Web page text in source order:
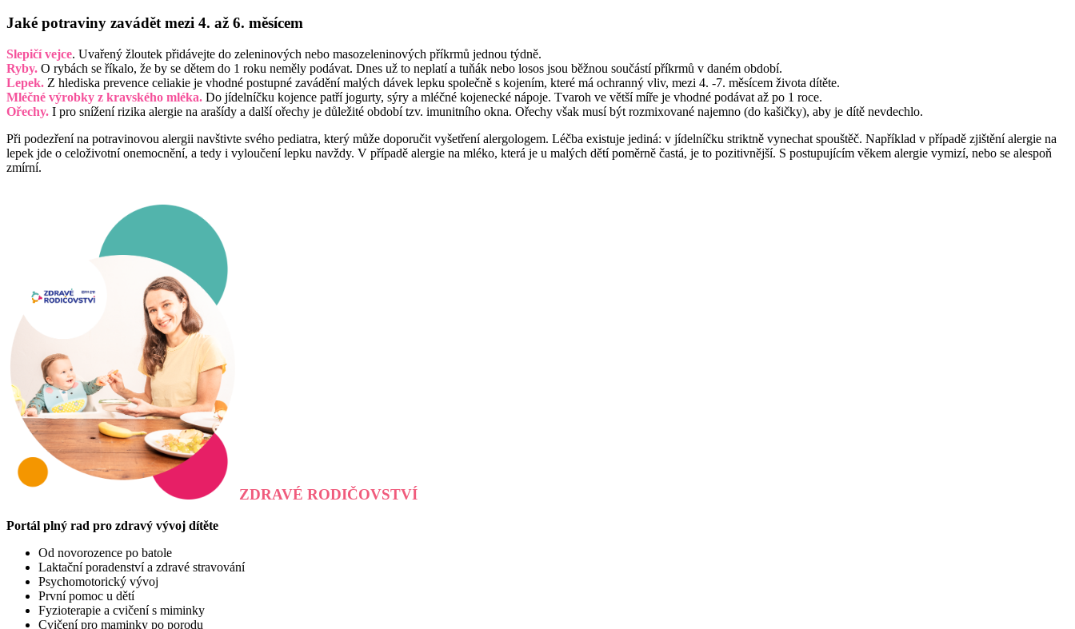
Jaké potraviny zavádět mezi 4. až 6. měsícem
Slepičí vejce. Uvařený žloutek přidávejte do zeleninových nebo masozeleninových příkrmů jednou týdně.
Ryby. O rybách se říkalo, že by se dětem do 1 roku neměly podávat. Dnes už to neplatí a tuňák nebo losos jsou běžnou součástí příkrmů v daném období.
Lepek. Z hlediska prevence celiakie je vhodné postupné zavádění malých dávek lepku společně s kojením, které má ochranný vliv, mezi 4. -7. měsícem života dítěte.
Mléčné výrobky z kravského mléka. Do jídelníčku kojence patří jogurty, sýry a mléčné kojenecké nápoje. Tvaroh ve větší míře je vhodné podávat až po 1 roce.
Ořechy. I pro snížení rizika alergie na arašídy a další ořechy je důležité období tzv. imunitního okna. Ořechy však musí být rozmixované najemno (do kašičky), aby je dítě nevdechlo.
Při podezření na potravinovou alergii navštivte svého pediatra, který může doporučit vyšetření alergologem. Léčba existuje jediná: v jídelníčku striktně vynechat spouštěč. Například v případě zjištění alergie na
lepek jde o celoživotní onemocnění, a tedy i vyloučení lepku navždy. V případě alergie na mléko, která je u malých dětí poměrně častá, je to pozitivnější. S postupujícím věkem alergie vymizí, nebo se alespoň
zmírní.
ZDRAVÉ RODIČOVSTVÍ
Portál plný rad pro zdravý vývoj dítěte
Od novorozence po batole
Laktační poradenství a zdravé stravování
Psychomotorický vývoj
První pomoc u dětí
Fyzioterapie a cvičení s miminky
Cvičení pro maminky po porodu